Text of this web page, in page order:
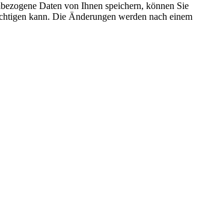
Daten von Ihnen speichern, können Sie
kann. Die Änderungen werden nach einem